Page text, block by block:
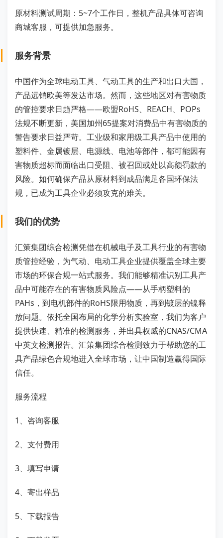
原材料测试周期：5~7个工作日，整机产品具体可咨询
商城客服，可提供加急服务。
服务背景
中国作为全球电动工具、气动工具的生产和出口大国，
产品远销欧美等发达市场。然而，这些地区对有害物质
的管控要求日趋严格——欧盟RoHS、REACH、POPs
法规不断更新，美国加州65提案对消费品中有害物质的
警告要求日益严苛。工业级和家用级工具产品中使用的
塑料件、金属镀层、电源线、电池等部件，都可能因有
害物质超标而面临出口受阻、被召回或处以高额罚款的
风险。如何确保产品从原材料到成品满足各国环保法
规，已成为工具企业必须攻克的难关。
我们的优势
汇策集团综合检测凭借在机械电子及工具行业的有害物
质管控经验，为气动、电动工具企业提供覆盖全球主要
市场的环保合规一站式服务。我们能够精准识别工具产
品中可能存在的有害物质风险点——从手柄塑料的
PAHs，到电机部件的RoHS限用物质，再到镀层的镍释
放问题。依托全国布局的化学分析实验室，我们为客户
提供快速、精准的检测服务，并出具权威的CNAS/CMA
中英文检测报告。汇策集团综合检测致力于帮助您的工
具产品绿色合规地进入全球市场，让中国制造赢得国际
信任。
服务流程
1、咨询客服
2、支付费用
3、填写申请
4、寄出样品
5、下载报告